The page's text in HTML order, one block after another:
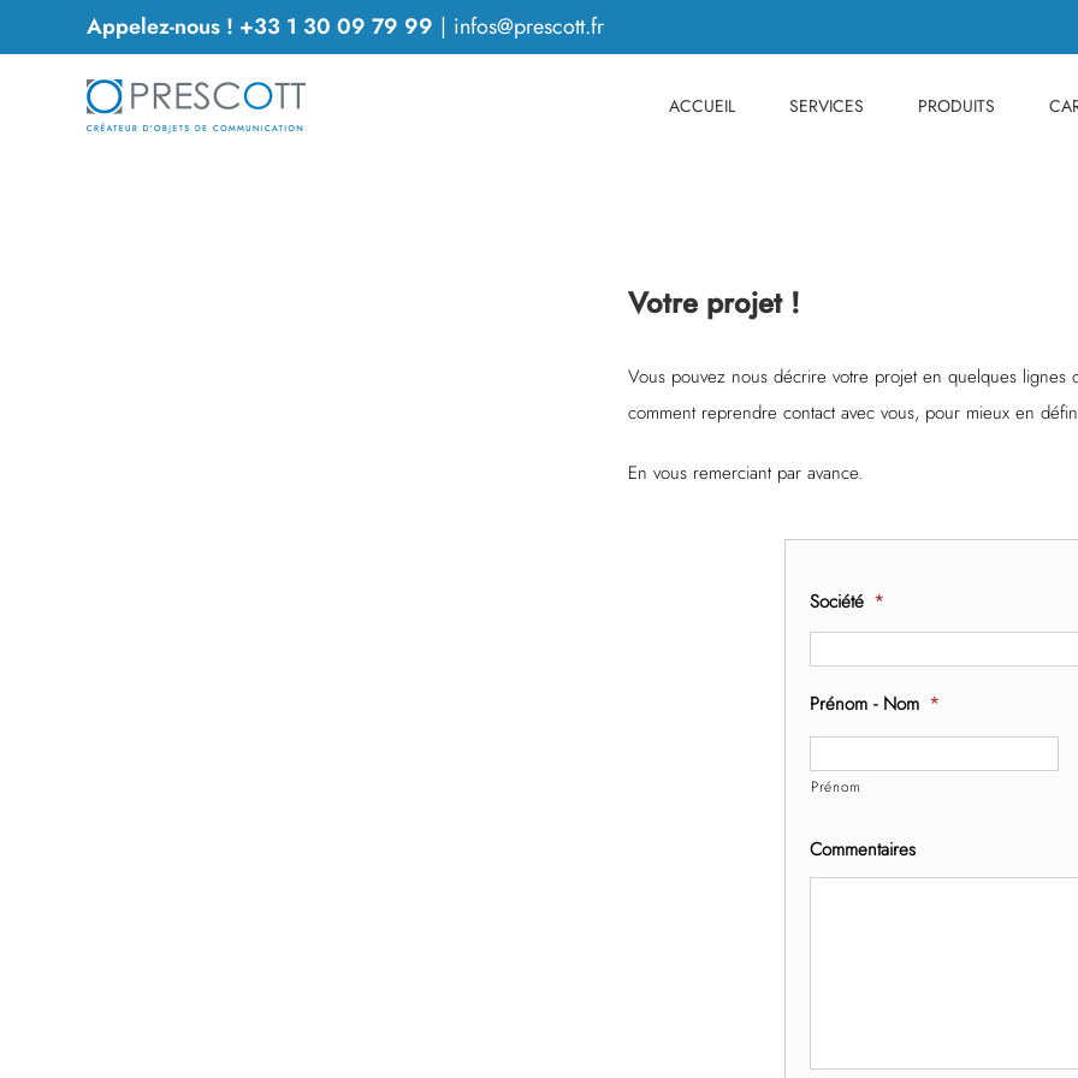
au
Appelez-nous ! +33 1 30 09 79 99 | infos@prescott.fr
ACCUEIL SERVICES PRODUITS
Votre projet !
Vous pouvez nous décrire votre projet en quelques
comment reprendre contact avec vous, pour mieux en
En vous remerciant par avance.
Société *
Prénom - Nom *
Prénom
Commentaires